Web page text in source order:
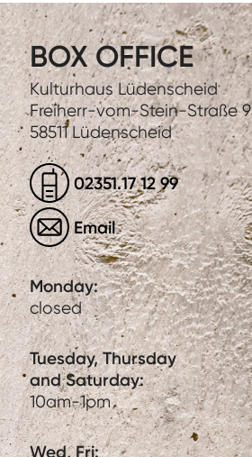
BOX OFFICE
Kulturhaus Lüdenscheid
Freiherr-vom-Stein-Straße 9
58511 Lüdenscheid
02351.17 12 99
Email
Monday:
closed
Tuesday, Thursday
and Saturday:
10am-1pm
Wed, Fri: